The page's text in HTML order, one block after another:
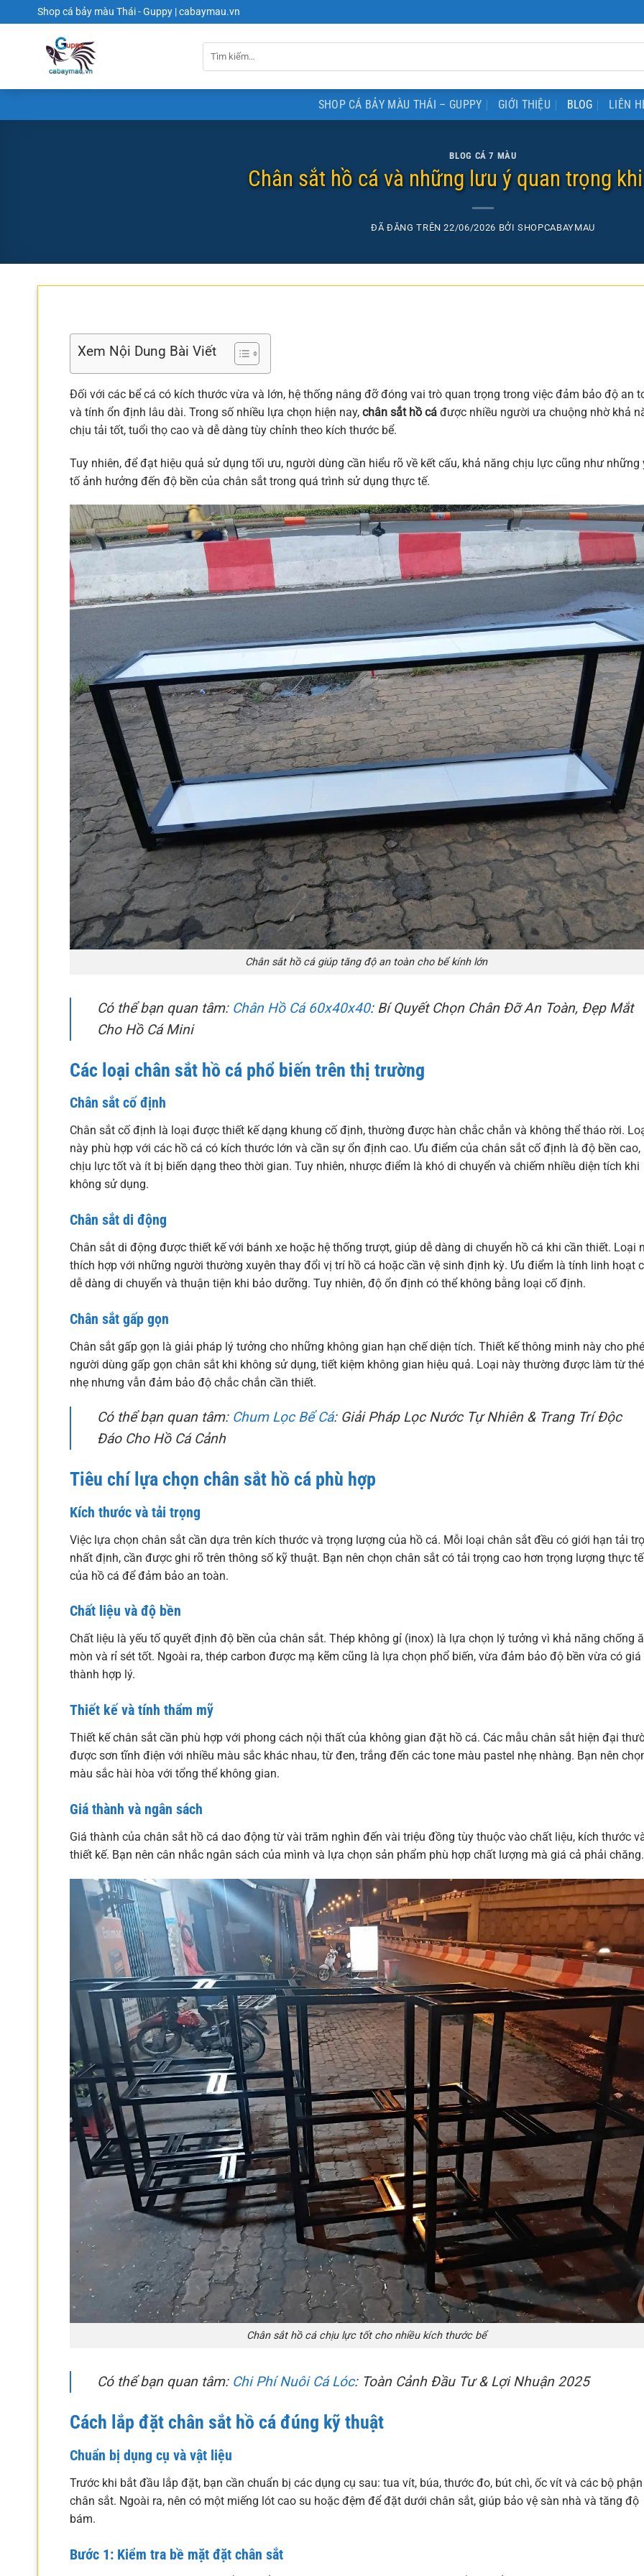
đến
Shop cá bảy màu Thái - Guppy | cabaymau.vn
SHOP CÁ BẢY MÀU THÁI – GUPPY GIỚI THIỆU BLOG LIÊN
BLOG CÁ 7 MÀU
Chân sắt hồ cá và những lưu ý quan trọng
ĐÃ ĐĂNG TRÊN22/06/2026 BỞISHOPCABAYMAU
Xem Nội Dung Bài Viết
Đối với các bể cá có kích thước vừa và lớn, hệ thống nâng đỡ đóng vai trò quan trọng trong việc đảm bảo độ an
và tính ổn định lâu dài. Trong số nhiều lựa chọn hiện nay, chân sắt hồ cá được nhiều người ưa chuộng nhờ khả
chịu tải tốt, tuổi thọ cao và dễ dàng tùy chỉnh theo kích thước bể.
Tuy nhiên, để đạt hiệu quả sử dụng tối ưu, người dùng cần hiểu rõ về kết cấu, khả năng chịu lực cũng như những
tố ảnh hưởng đến độ bền của chân sắt trong quá trình sử dụng thực tế.
Chân sắt hồ cá giúp tăng độ an toàn cho bể kính lớn
Có thể bạn quan tâm: Chân Hồ Cá 60x40x40: Bí Quyết Chọn Chân Đỡ An Toàn, Đẹp Mắt
Cho Hồ Cá Mini
Các loại chân sắt hồ cá phổ biến trên thị trường
Chân sắt cố định
Chân sắt cố định là loại được thiết kế dạng khung cố định, thường được hàn chắc chắn và không thể tháo rời.
này phù hợp với các hồ cá có kích thước lớn và cần sự ổn định cao. Ưu điểm của chân sắt cố định là độ bền cao,
chịu lực tốt và ít bị biến dạng theo thời gian. Tuy nhiên, nhược điểm là khó di chuyển và chiếm nhiều diện tích khi
không sử dụng.
Chân sắt di động
Chân sắt di động được thiết kế với bánh xe hoặc hệ thống trượt, giúp dễ dàng di chuyển hồ cá khi cần thiết. Loại
thích hợp với những người thường xuyên thay đổi vị trí hồ cá hoặc cần vệ sinh định kỳ. Ưu điểm là tính linh hoạt
dễ dàng di chuyển và thuận tiện khi bảo dưỡng. Tuy nhiên, độ ổn định có thể không bằng loại cố định.
Chân sắt gấp gọn
Chân sắt gấp gọn là giải pháp lý tưởng cho những không gian hạn chế diện tích. Thiết kế thông minh này cho
người dùng gấp gọn chân sắt khi không sử dụng, tiết kiệm không gian hiệu quả. Loại này thường được làm từ
nhẹ nhưng vẫn đảm bảo độ chắc chắn cần thiết.
Có thể bạn quan tâm: Chum Lọc Bể Cá: Giải Pháp Lọc Nước Tự Nhiên & Trang Trí Độc
Đáo Cho Hồ Cá Cảnh
Tiêu chí lựa chọn chân sắt hồ cá phù hợp
Kích thước và tải trọng
Việc lựa chọn chân sắt cần dựa trên kích thước và trọng lượng của hồ cá. Mỗi loại chân sắt đều có giới hạn tải
nhất định, cần được ghi rõ trên thông số kỹ thuật. Bạn nên chọn chân sắt có tải trọng cao hơn trọng lượng thực tế
của hồ cá để đảm bảo an toàn.
Chất liệu và độ bền
Chất liệu là yếu tố quyết định độ bền của chân sắt. Thép không gỉ (inox) là lựa chọn lý tưởng vì khả năng chống
mòn và rỉ sét tốt. Ngoài ra, thép carbon được mạ kẽm cũng là lựa chọn phổ biến, vừa đảm bảo độ bền vừa có giá
thành hợp lý.
Thiết kế và tính thẩm mỹ
Thiết kế chân sắt cần phù hợp với phong cách nội thất của không gian đặt hồ cá. Các mẫu chân sắt hiện đại
được sơn tĩnh điện với nhiều màu sắc khác nhau, từ đen, trắng đến các tone màu pastel nhẹ nhàng. Bạn nên
màu sắc hài hòa với tổng thể không gian.
Giá thành và ngân sách
Giá thành của chân sắt hồ cá dao động từ vài trăm nghìn đến vài triệu đồng tùy thuộc vào chất liệu, kích thước
thiết kế. Bạn nên cân nhắc ngân sách của mình và lựa chọn sản phẩm phù hợp chất lượng mà giá cả phải chăng.
Chân sắt hồ cá chịu lực tốt cho nhiều kích thước bể
Có thể bạn quan tâm: Chi Phí Nuôi Cá Lóc: Toàn Cảnh Đầu Tư & Lợi Nhuận 2025
Cách lắp đặt chân sắt hồ cá đúng kỹ thuật
Chuẩn bị dụng cụ và vật liệu
Trước khi bắt đầu lắp đặt, bạn cần chuẩn bị các dụng cụ sau: tua vít, búa, thước đo, bút chì, ốc vít và các bộ phận
chân sắt. Ngoài ra, nên có một miếng lót cao su hoặc đệm để đặt dưới chân sắt, giúp bảo vệ sàn nhà và tăng độ
bám.
Bước 1: Kiểm tra bề mặt đặt chân sắt